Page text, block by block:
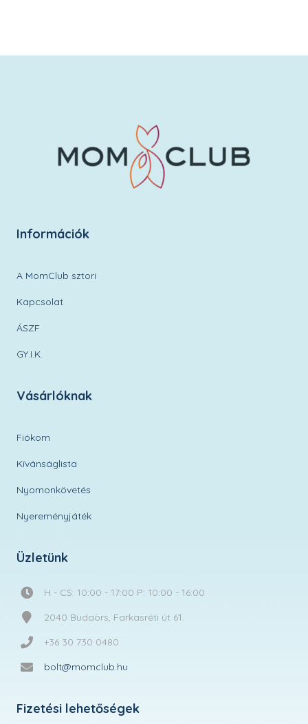
Információk
A MomClub sztori
Kapcsolat
ÁSZF
GY.I.K.
Vásárlóknak
Fiókom
Kívánságlista
Nyomonkövetés
Nyereményjáték
Üzletünk
H - CS: 10:00 - 17:00 P: 10:00 - 16:00
2040 Budaörs, Farkasréti út 61.
+36 30 730 0480
bolt@momclub.hu
Fizetési lehetőségek